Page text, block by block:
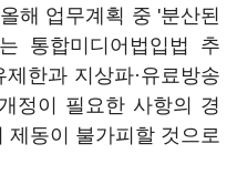
해 업무계획 중 '분산된
통합미디어법입법 추
한과 지상파·유료방송
정이 필요한 사항의 경
제동이 불가피할 것으로